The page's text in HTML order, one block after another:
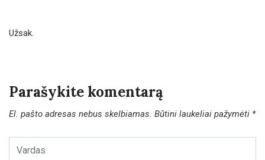
Užsak.
Parašykite komentarą
El. pašto adresas nebus skelbiamas. Būtini laukeliai pažymėti *